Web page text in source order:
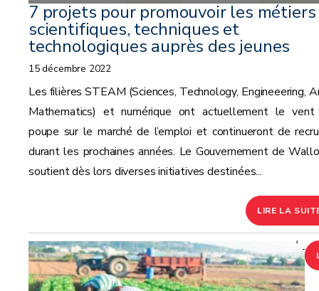
7 projets pour promouvoir les métiers
scientifiques, techniques et
technologiques auprès des jeunes
15 décembre 2022
Les filières STEAM (Sciences, Technology, Engineeering,
Mathematics) et numérique ont actuellement le vent
poupe sur le marché de l’emploi et continueront de
durant les prochaines années. Le Gouvernement de
soutient dès lors diverses initiatives destinées...
LIRE LA